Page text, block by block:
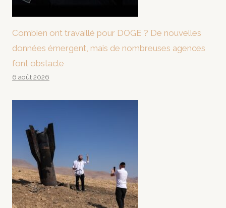
Combien ont travaillé pour DOGE ? De nouvelles
données émergent, mais de nombreuses agences
font obstacle
6 août 2026